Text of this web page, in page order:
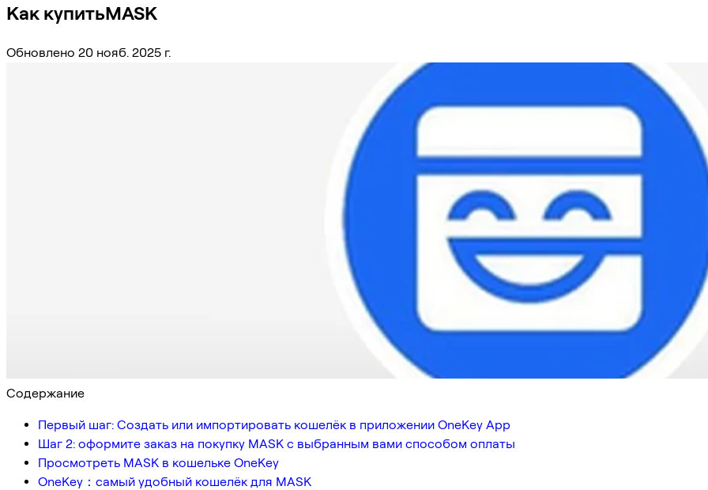
Как купитьMASK
Обновлено 20 нояб. 2025 г.
Содержание
Первый шаг: Создать или импортировать кошелёк в приложении OneKey App
Шаг 2: оформите заказ на покупку MASK с выбранным вами способом оплаты
Просмотреть MASK в кошельке OneKey
OneKey：самый удобный кошелёк для MASK